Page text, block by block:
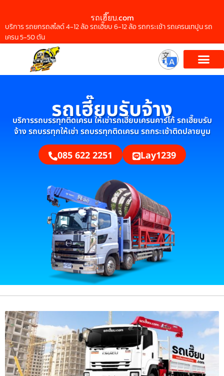
รถเฮี๊ยบ.com
บริการ รถยกรถสไลด์ 4-12 ล้อ รถเฮี๊ยบ 6-12 ล้อ รถกระเช้า รถเครนเทปูน รถ
เครน 5-50 ตัน
รถเฮี๊ยบรับจ้าง
บริการรถบรรทุกติดเครน ให้เช่ารถเฮี๊ยบเครนคาร์โก้ รถเฮี๊ยบรับ
จ้าง รถบรรทุกให้เช่า รถบรรทุกติดเครน รถกระเช้าติดปลายบูม
085 622 2251 Lay1239